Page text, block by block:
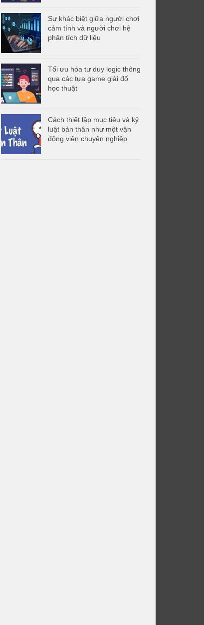
Sự khác biệt giữa người chơi
cảm tính và người chơi hệ
phân tích dữ liệu
Tối ưu hóa tư duy logic thông
qua các tựa game giải đố
học thuật
Cách thiết lập mục tiêu và kỷ
luật bản thân như một vận
động viên chuyên nghiệp